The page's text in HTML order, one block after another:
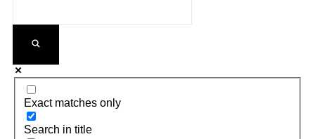
Exact matches only
Search in title